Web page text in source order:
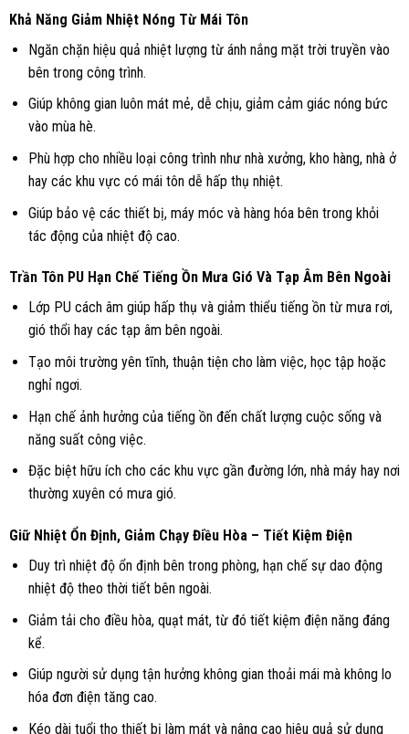
Khả Năng Giảm Nhiệt Nóng Từ Mái Tôn
Ngăn chặn hiệu quả nhiệt lượng từ ánh nắng mặt trời truyền vào
bên trong công trình.
Giúp không gian luôn mát mẻ, dễ chịu, giảm cảm giác nóng bức
vào mùa hè.
Phù hợp cho nhiều loại công trình như nhà xưởng, kho hàng, nhà ở
hay các khu vực có mái tôn dễ hấp thụ nhiệt.
Giúp bảo vệ các thiết bị, máy móc và hàng hóa bên trong khỏi
tác động của nhiệt độ cao.
Trần Tôn PU Hạn Chế Tiếng Ồn Mưa Gió Và Tạp Âm Bên Ngoài
Lớp PU cách âm giúp hấp thụ và giảm thiểu tiếng ồn từ mưa rơi,
gió thổi hay các tạp âm bên ngoài.
Tạo môi trường yên tĩnh, thuận tiện cho làm việc, học tập hoặc
nghỉ ngơi.
Hạn chế ảnh hưởng của tiếng ồn đến chất lượng cuộc sống và
năng suất công việc.
Đặc biệt hữu ích cho các khu vực gần đường lớn, nhà máy hay nơi
thường xuyên có mưa gió.
Giữ Nhiệt Ổn Định, Giảm Chạy Điều Hòa – Tiết Kiệm Điện
Duy trì nhiệt độ ổn định bên trong phòng, hạn chế sự dao động
nhiệt độ theo thời tiết bên ngoài.
Giảm tải cho điều hòa, quạt mát, từ đó tiết kiệm điện năng đáng
kể.
Giúp người sử dụng tận hưởng không gian thoải mái mà không lo
hóa đơn điện tăng cao.
Kéo dài tuổi thọ thiết bị làm mát và nâng cao hiệu quả sử dụng